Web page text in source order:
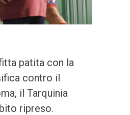
patita con la
contro il
il Tarquinia
ripreso.